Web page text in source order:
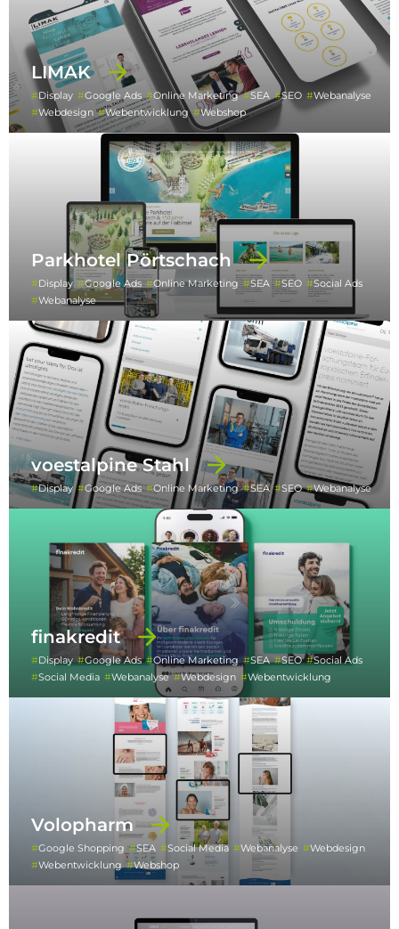
LIMAK
Display Google Ads Online Marketing SEA SEO
Webanalyse
Webdesign
Webentwicklung Webshop
Parkhotel Pörtschach
Display Google Ads Online Marketing SEA SEO
Social Ads
Webanalyse
voestalpine Stahl
Display Google Ads Online Marketing SEA SEO Webanalyse
finakredit
Display Google Ads Online Marketing SEA SEO
Social Ads
Social Media
Webanalyse Webdesign Webentwicklung
Volopharm
Google Shopping SEA Social Media Webanalyse
Webdesign
Webentwicklung
Webshop